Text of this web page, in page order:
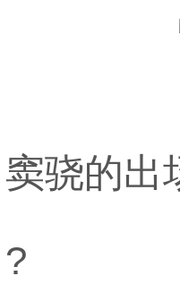
窦骁的出
?